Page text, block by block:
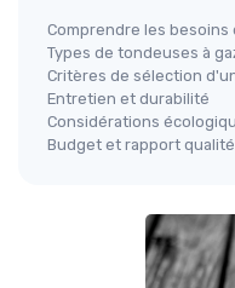
Comprendre les besoins
Types de tondeuses à
Critères de sélection
Entretien et durabilité
Considérations
Budget et rapport